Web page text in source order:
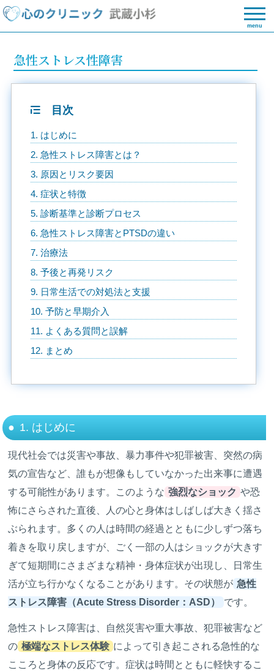
menu
急性ストレス性障害
目次
1. はじめに
2. 急性ストレス障害とは？
3. 原因とリスク要因
4. 症状と特徴
5. 診断基準と診断プロセス
6. 急性ストレス障害とPTSDの違い
7. 治療法
8. 予後と再発リスク
9. 日常生活での対処法と支援
10. 予防と早期介入
11. よくある質問と誤解
12. まとめ
1. はじめに
現代社会では災害や事故、暴力事件や犯罪被害、突然の病
気の宣告など、誰もが想像もしていなかった出来事に遭遇
する可能性があります。このような 強烈なショック や恐
怖にさらされた直後、人の心と身体はしばしば大きく揺さ
ぶられます。多くの人は時間の経過とともに少しずつ落ち
着きを取り戻しますが、ごく一部の人はショックが大きす
ぎて短期間にさまざまな精神・身体症状が出現し、日常生
活が立ち行かなくなることがあります。その状態が 急性
ストレス障害（Acute Stress Disorder：ASD）
です。
急性ストレス障害は、自然災害や重大事故、犯罪被害など
の 極端なストレス体験 によって引き起こされる急性的な
こころと身体の反応です。症状は時間とともに軽快するこ